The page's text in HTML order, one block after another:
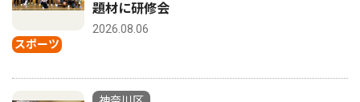
スポーツ
題材に研修会
2026.08.06